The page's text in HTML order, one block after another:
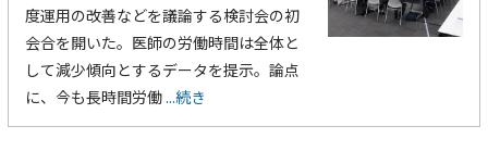
度運用の改善などを議論する検討会の初
会合を開いた。医師の労働時間は全体と
して減少傾向とするデータを提示。論点
に、今も長時間労働...続き